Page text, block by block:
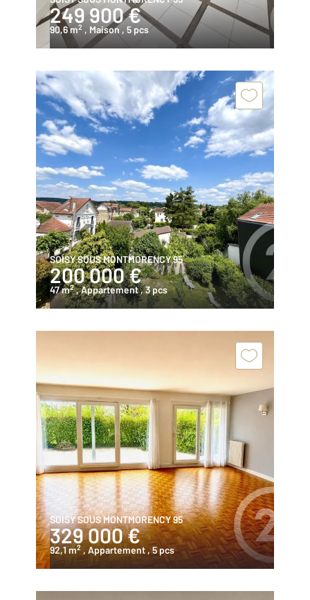
249 900 €
90,6 m2 , Maison , 5 pcs
SOISY SOUS MONTMORENCY 95
200 000 €
47 m2 , Appartement, 3 pcs
SOISY SOUS MONTMORENCY 95
329 000 €
92,1 m2 , Appartement , 5 pcs